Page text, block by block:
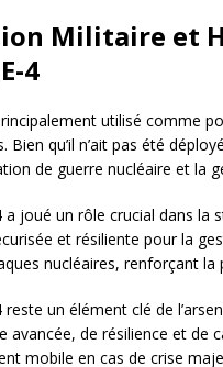
Militaire et
4
utilisé comme
Bien qu’il n’ait pas été
de guerre nucléaire et la
a joué un rôle crucial dans la
et résiliente pour la
nucléaires, renforçant la
reste un élément clé de
avancée, de résilience et de
mobile en cas de crise